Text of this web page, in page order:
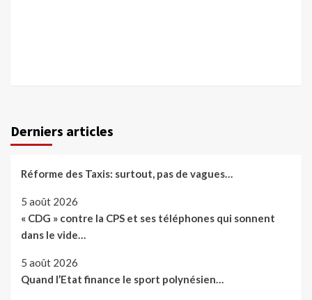
Derniers articles
Réforme des Taxis: surtout, pas de vagues…
5 août 2026
« CDG » contre la CPS et ses téléphones qui sonnent
dans le vide…
5 août 2026
Quand l’Etat finance le sport polynésien…